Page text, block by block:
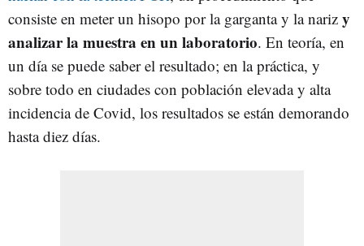
consiste en meter un hisopo por la garganta y la nariz y
analizar la muestra en un laboratorio. En teoría, en
un día se puede saber el resultado; en la práctica, y
sobre todo en ciudades con población elevada y alta
incidencia de Covid, los resultados se están demorando
hasta diez días.